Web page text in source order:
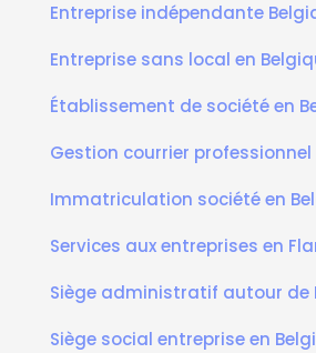
Entreprise indépendante
Entreprise sans local en
Établissement de société en
Gestion courrier professionnel
Immatriculation société en
Services aux entreprises en
Siège administratif autour de
Siège social entreprise en